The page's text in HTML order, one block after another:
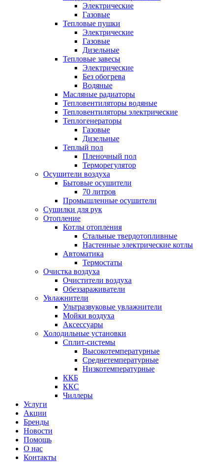
Электрические
Газовые
Тепловые пушки
Электрические
Газовые
Дизельные
Тепловые завесы
Электрические
Без обогрева
Водяные
Масляные радиаторы
Тепловентиляторы водяные
Тепловентиляторы электрические
Теплогенераторы
Газовые
Дизельные
Теплый пол
Пленочный пол
Терморегулятор
Осушители воздуха
Бытовые осушители
70 литров
Промышленные осушители
Сушилки для рук
Отопление
Котлы отопления
Стальные твердотопливные
Настенные электрические котлы
Автоматика
Термостаты
Очистка воздуха
Очистители воздуха
Обеззараживатели
Увлажнители
Ультразвуковые увлажнители
Мойки воздуха
Аксессуары
Холодильные установки
Сплит-системы
Высокотемпературные
Среднетемпературные
Низкотемпературные
ККБ
ККС
Чиллеры
Услуги
Акции
Бренды
Новости
Помощь
О нас
Контакты